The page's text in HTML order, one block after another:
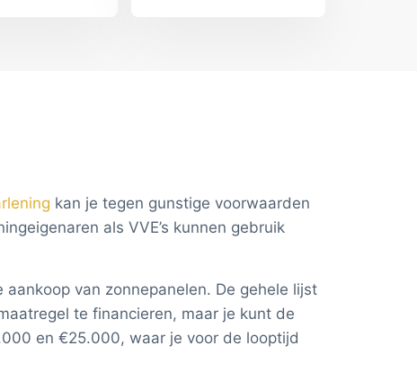
kan je tegen gunstige voorwaarden
als VVE’s kunnen gebruik
van zonnepanelen. De gehele lijst
te financieren, maar je kunt de
en €25.000, waar je voor de looptijd